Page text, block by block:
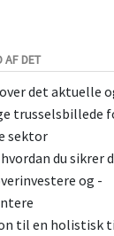
AF DET
det aktuelle
trusselsbillede
sektor
du sikrer
og -
til en holistisk